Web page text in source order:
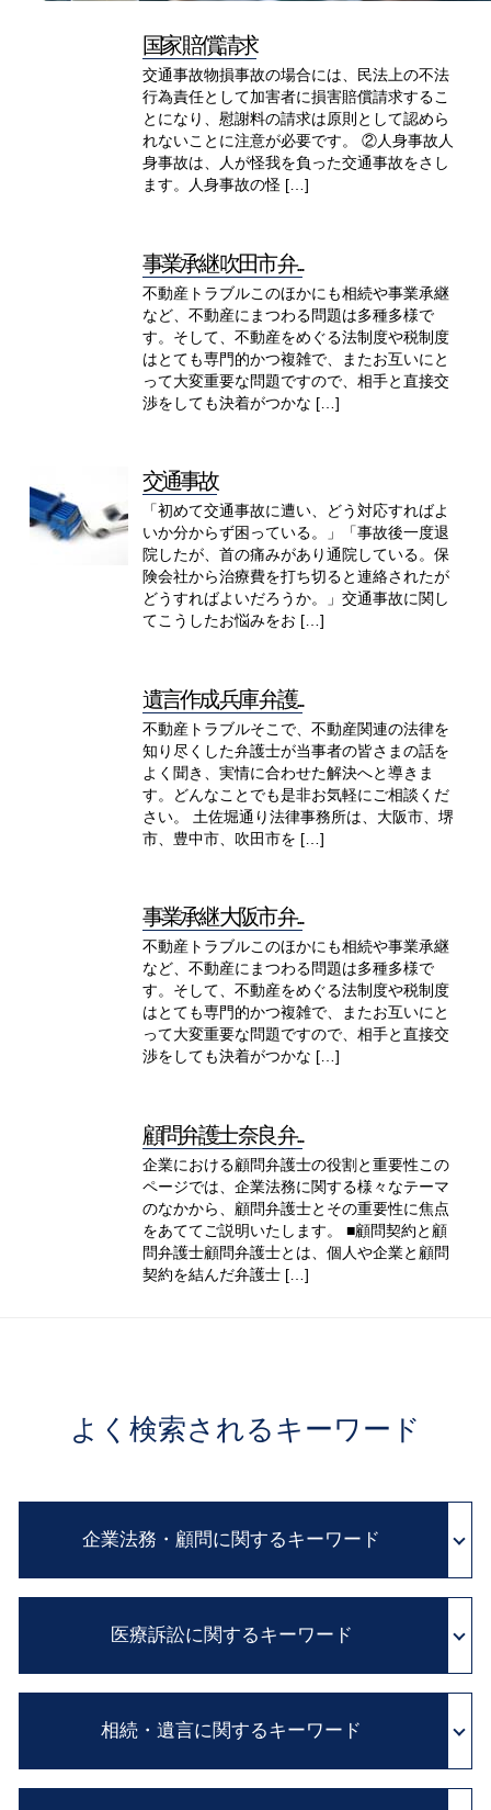
国家 賠償請求
交通事故物損事故の場合には、民法上の不法
行為責任として加害者に損害賠償請求するこ
とになり、慰謝料の請求は原則として認めら
れないことに注意が必要です。 ②人身事故人
身事故は、人が怪我を負った交通事故をさし
ます。人身事故の怪 […]
事業承継 吹田市 弁...
不動産トラブルこのほかにも相続や事業承継
など、不動産にまつわる問題は多種多様で
す。そして、不動産をめぐる法制度や税制度
はとても専門的かつ複雑で、またお互いにと
って大変重要な問題ですので、相手と直接交
渉をしても決着がつかな […]
交通事故
「初めて交通事故に遭い、どう対応すればよ
いか分からず困っている。」「事故後一度退
院したが、首の痛みがあり通院している。保
険会社から治療費を打ち切ると連絡されたが
どうすればよいだろうか。」交通事故に関し
てこうしたお悩みをお […]
遺言作成 兵庫 弁護...
不動産トラブルそこで、不動産関連の法律を
知り尽くした弁護士が当事者の皆さまの話を
よく聞き、実情に合わせた解決へと導きま
す。どんなことでも是非お気軽にご相談くだ
さい。 土佐堀通り法律事務所は、大阪市、堺
市、豊中市、吹田市を […]
事業承継 大阪市 弁...
不動産トラブルこのほかにも相続や事業承継
など、不動産にまつわる問題は多種多様で
す。そして、不動産をめぐる法制度や税制度
はとても専門的かつ複雑で、またお互いにと
って大変重要な問題ですので、相手と直接交
渉をしても決着がつかな […]
顧問弁護士 奈良 弁...
企業における顧問弁護士の役割と重要性この
ページでは、企業法務に関する様々なテーマ
のなかから、顧問弁護士とその重要性に焦点
をあててご説明いたします。 ■顧問契約と顧
問弁護士顧問弁護士とは、個人や企業と顧問
契約を結んだ弁護士 […]
よく検索されるキーワード
企業法務・顧問に関するキーワード
予防法務 とは
法務 チェック
顧問弁護士 費用
契約書 雛形
医療訴訟に関するキーワード
医療過誤 訴訟
医療 訴訟
相続・遺言に関するキーワード